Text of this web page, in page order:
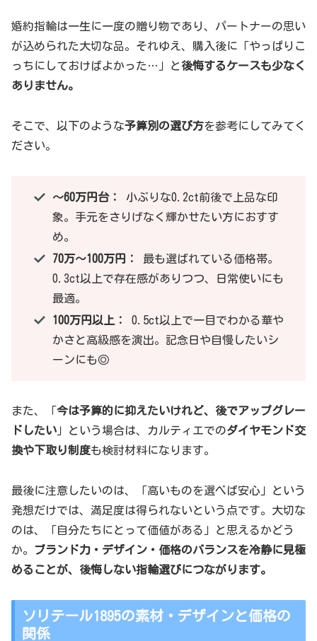
婚約指輪は一生に一度の贈り物であり、パートナーの思い
が込められた大切な品。それゆえ、購入後に「やっぱりこ
っちにしておけばよかった…」と後悔するケースも少なく
ありません。
そこで、以下のような予算別の選び方を参考にしてみてく
ださい。
〜60万円台：
小ぶりな0.2ct前後で上品な印
象。手元をさりげなく輝かせたい方におすす
め。
70万〜100万円：
最も選ばれている価格帯。
0.3ct以上で存在感がありつつ、日常使いにも
最適。
100万円以上：
0.5ct以上で一目でわかる華や
かさと高級感を演出。記念日や自慢したいシ
ーンにも◎
また、「今は予算的に抑えたいけれど、後でアップグレー
ドしたい 」という場合は、カルティエでのダイヤモンド交
換や下取り制度も検討材料になります。
最後に注意したいのは、「高いものを選べば安心」という
発想だけでは、満足度は得られないという点です。大切な
のは、「自分たちにとって価値がある」と思えるかどう
か。 ブランド力・デザイン・価格のバランスを冷静に見極
めることが、後悔しない指輪選びにつながります。
ソリテール1895の素材・デザインと価格の
関係